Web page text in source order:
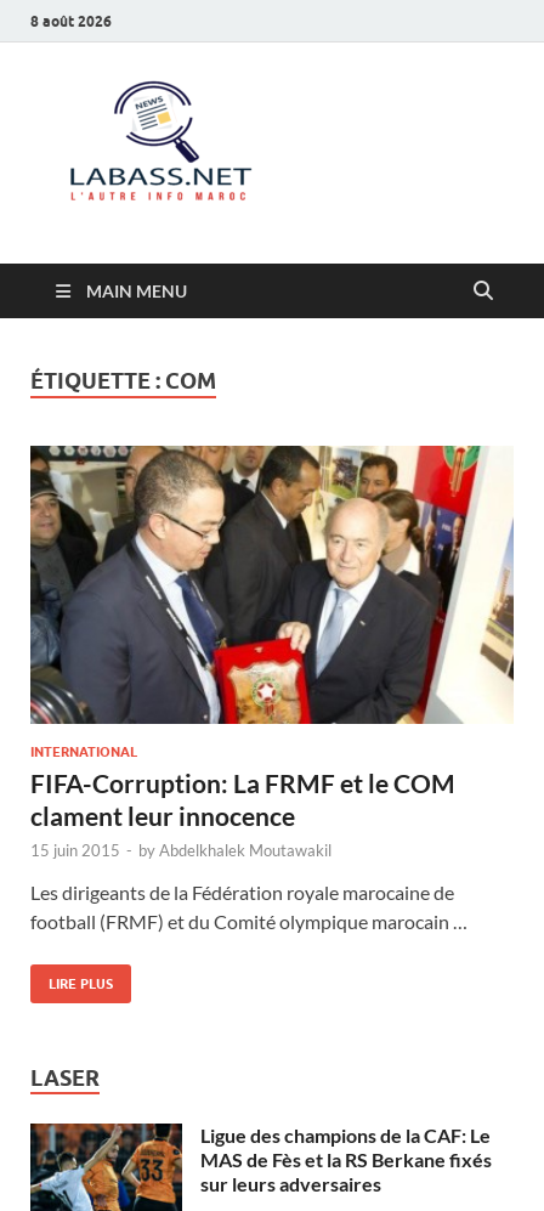
8 août 2026
MAIN MENU
ÉTIQUETTE : COM
INTERNATIONAL
FIFA-Corruption: La FRMF et le COM
clament leur innocence
15 juin 2015 - byAbdelkhalek Moutawakil
Les dirigeants de la Fédération royale marocaine de
football (FRMF) et du Comité olympique marocain …
LIRE PLUS
LASER
Ligue des champions de la CAF: Le
MAS de Fès et la RS Berkane fixés
sur leurs adversaires